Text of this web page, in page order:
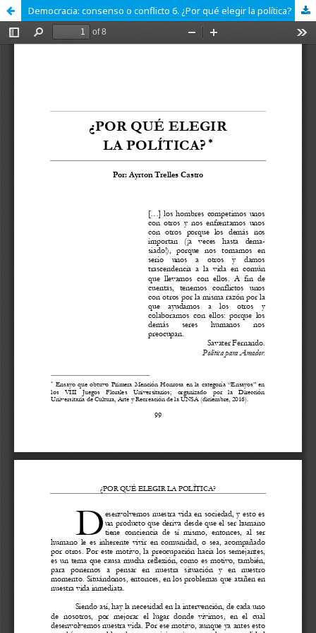
Democracia: consenso o conflicto 6. ¿Por qué elegir la política?